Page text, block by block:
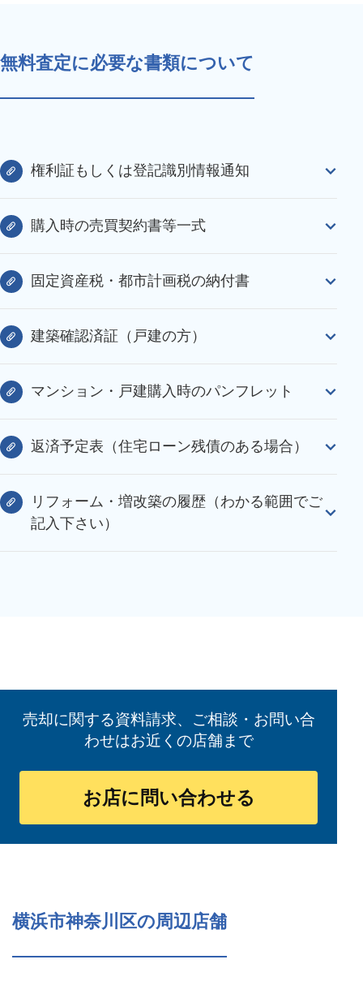
無料査定に必要な書類について
権利証もしくは登記識別情報通知
購入時の売買契約書等一式
固定資産税・都市計画税の納付書
建築確認済証（戸建の方）
マンション・戸建購入時のパンフレット
返済予定表（住宅ローン残債のある場合）
リフォーム・増改築の履歴（わかる範囲でご
記入下さい）
売却に関する資料請求、ご相談・お問い合
わせはお近くの店舗まで
お店に問い合わせる
横浜市神奈川区の周辺店舗